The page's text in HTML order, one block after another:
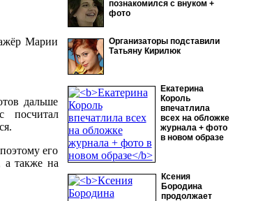
познакомился с внуком +
фото
Организаторы подставили
Татьяну Кирилюк
Екатерина
Король
впечатлила
всех на обложке
журнала + фото
в новом образе
Ксения
Бородина
продолжает
Марии
дальше
посчитал
его
а также на